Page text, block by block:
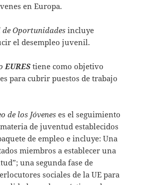
en Europa.
Oportunidades incluye
el desempleo juvenil.
EURES tiene como objetivo
para cubrir puestos de trabajo
de los Jóvenes es el seguimiento
de juventud establecidos
de empleo e incluye: Una
miembros a establecer una
una segunda fase de
sociales de la UE para